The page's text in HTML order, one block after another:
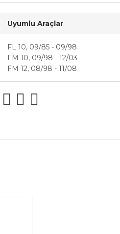
Uyumlu Araçlar
FL 10, 09/85 - 09/98
FM 10, 09/98 - 12/03
FM 12, 08/98 - 11/08